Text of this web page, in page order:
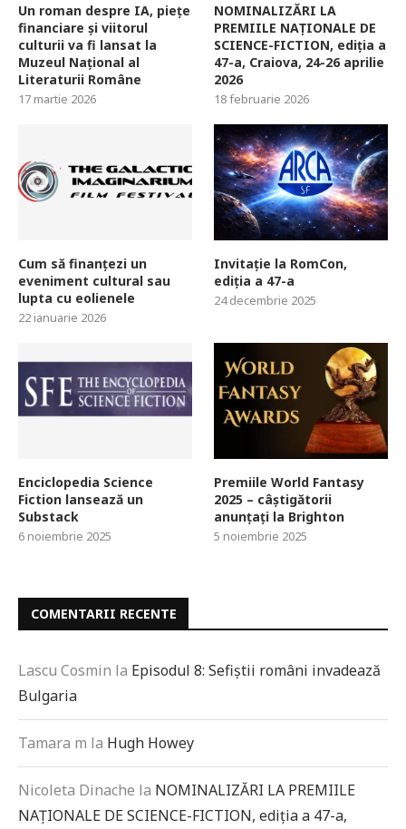
Un roman despre IA, piețe
financiare și viitorul
culturii va fi lansat la
Muzeul Național al
Literaturii Române
17 martie 2026
NOMINALIZĂRI LA
PREMIILE NAȚIONALE DE
SCIENCE-FICTION, ediția a
47-a, Craiova, 24-26 aprilie
2026
18 februarie 2026
Cum să finanțezi un
eveniment cultural sau
lupta cu eolienele
22 ianuarie 2026
Invitație la RomCon,
ediția a 47-a
24 decembrie 2025
Enciclopedia Science
Fiction lansează un
Substack
6 noiembrie 2025
Premiile World Fantasy
2025 – câștigătorii
anunțați la Brighton
5 noiembrie 2025
COMENTARII RECENTE
Lascu Cosmin la Episodul 8: Sefiștii români invadează
Bulgaria
Tamara m la Hugh Howey
Nicoleta Dinache la NOMINALIZĂRI LA PREMIILE
NAȚIONALE DE SCIENCE-FICTION, ediția a 47-a,